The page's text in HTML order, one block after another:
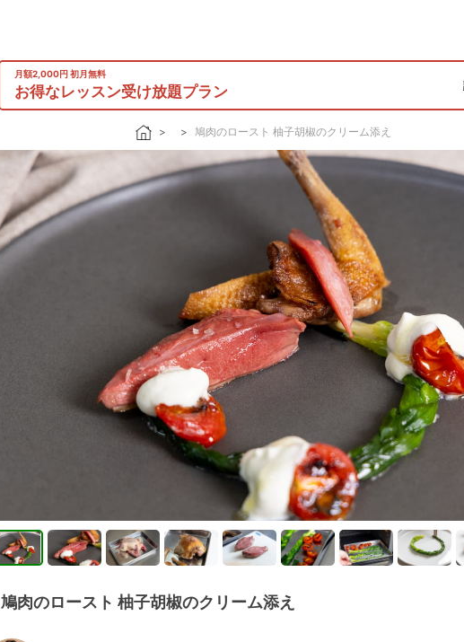
月額2,000円 初月無料
お得なレッスン受け放題プラン
鳩肉のロースト 柚子胡椒のクリーム添え
鳩肉のロースト 柚子胡椒のクリーム添え